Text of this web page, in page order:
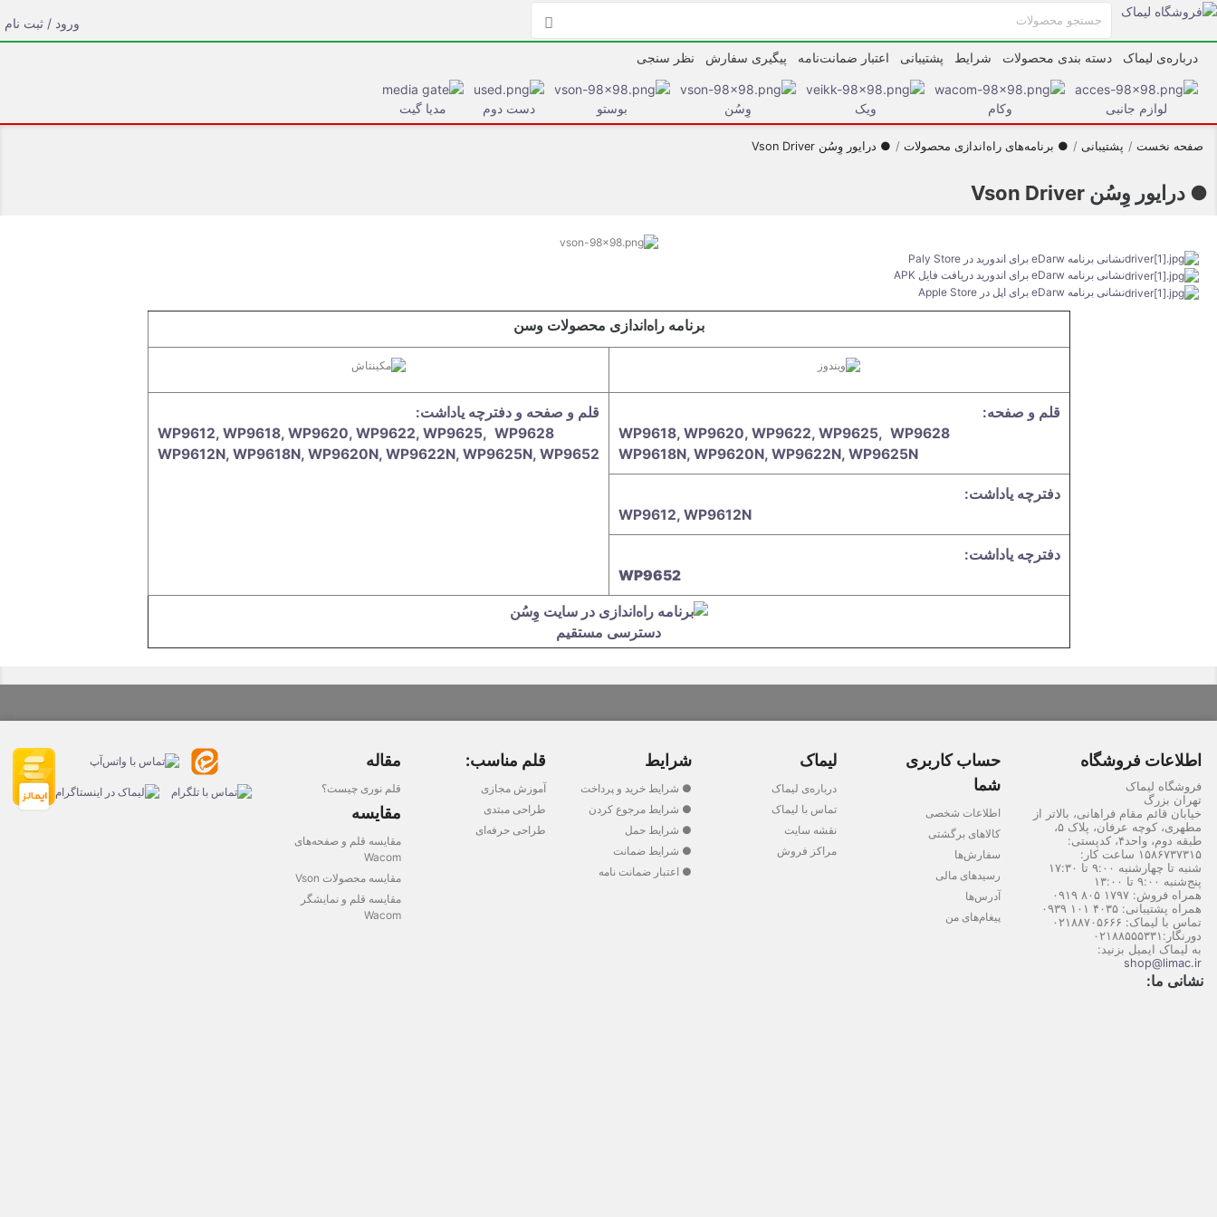
 ورود / ثبت نام
درباره‌ی لیماک دسته بندی محصولات شرایط پشتیبانی اعتبار ضمانت‌نامه پیگیری سفارش نظر سنجی
لوازم جانبی وکام ویک وِسُن بوستو دست دوم مدیا گیت
صفحه نخست پشتیبانی ● برنامه‌های راه‌اندازی محصولات ● درایور وِسُن Vson Driver
● درایور وِسُن Vson Driver
نشانی برنامه eDarw برای اندورید در Paly Store
نشانی برنامه eDarw برای اندورید دریافت فایل APK
نشانی برنامه eDarw برای اپل در Apple Store
برنامه راه‌اندازی محصولات وسن
قلم و صفحه‌:
WP9618, WP9620, WP9622, WP9625, WP9628
WP9618N, WP9620N, WP9622N, WP9625N
قلم و صفحه و دفترچه یاداشت:
WP9612, WP9618, WP9620, WP9622, WP9625, WP9628
WP9612N, WP9618N, WP9620N, WP9622N, WP9625N, WP9652
دفترچه یاداشت:
WP9612, WP9612N
دفترچه یاداشت:
WP9652
دسترسی مستقیم
اطلاعات فروشگاه
فروشگاه لیماک
تهران بزرگ
خیابان قائم مقام فراهانی، بالاتر از
مطهری، کوچه عرفان، پلاک ۵،
طبقه دوم، واحد۴، کدپستی:
۱۵۸۶۷۳۷۳۱۵ ساعت کار:
شنبه تا چهارشنبه ۹:۰۰ تا ۱۷:۳۰
پنج‌شنبه ۹:۰۰ تا ۱۳:۰۰
همراه فروش: ۱۷۹۷ ۸۰۵ ۰۹۱۹
همراه پشتیبانی: ۴۰۳۵ ۱۰۱ ۰۹۳۹
تماس با لیماک: ۰۲۱۸۸۷۰۵۶۶۶
دورنگار: ۰۲۱۸۸۵۵۵۳۳۱
به لیماک ایمیل بزنید:
shop@limac.ir
حساب کاربری
شما
اطلاعات شخصی
کالاهای برگشتی
سفارش‌ها
رسیدهای مالی
آدرس‌ها
پیغام‌های من
لیماک
درباره‌ی لیماک
تماس با لیماک
نقشه سایت
مراکز فروش
شرایط
● شرایط خرید و پرداخت
● شرایط مرجوع کردن
● شرایط حمل
● شرایط ضمانت
● اعتبار ضمانت نامه
قلم مناسب:
آموزش مجازی
طراحی مبتدی
طراحی حرفه‌ای
مقاله
قلم نوری چیست؟
مقایسه
مقایسه قلم و صفحه‌های
Wacom
مقایسه محصولات Vson
مقایسه قلم و نمایشگر
Wacom
نشانی ما: